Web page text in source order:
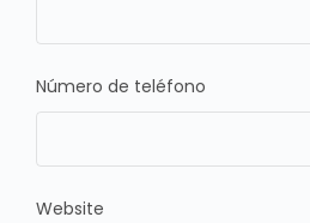
Número de teléfono
Website